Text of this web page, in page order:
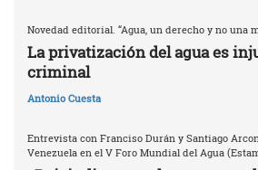
Novedad editorial. “Agua, un derecho y no una
La privatización del agua es
criminal
Antonio Cuesta
Entrevista con Franciso Durán y Santiago
Venezuela en el V Foro Mundial del Agua